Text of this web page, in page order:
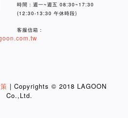
時間：週一~週五 08:30~17:30
(12:30-13:30 午休時段)
客服信箱：
| Copyrights © 2018 LAGOON
Co.,Ltd.